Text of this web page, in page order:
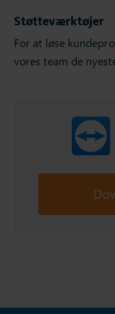
Støtteværktøjer
For at løse
vores team de